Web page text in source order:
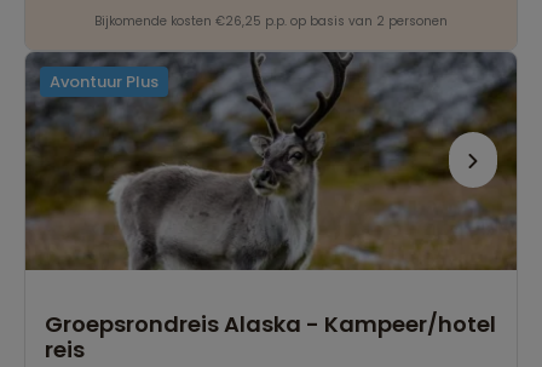
Bijkomende kosten €26,25 p.p. op basis van 2 personen
Avontuur Plus
Groepsrondreis Alaska - Kampeer/hotel
reis